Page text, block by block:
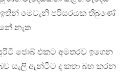
මෙවැනි පරිසරයක තිබුණේ
නැත
ජොබ් එකට අමතරව ඉගෙන
සැලි ඇන්ටීට ද කතා බහ කරන